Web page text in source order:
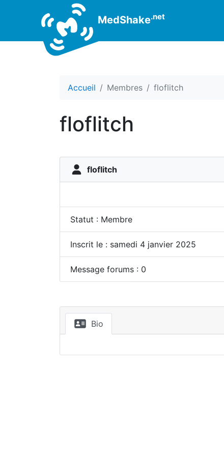
MedShake.net
Accueil Membres floflitch
floflitch
floflitch
Statut : Membre
Inscrit le : samedi 4 janvier 2025
Message forums : 0
Bio